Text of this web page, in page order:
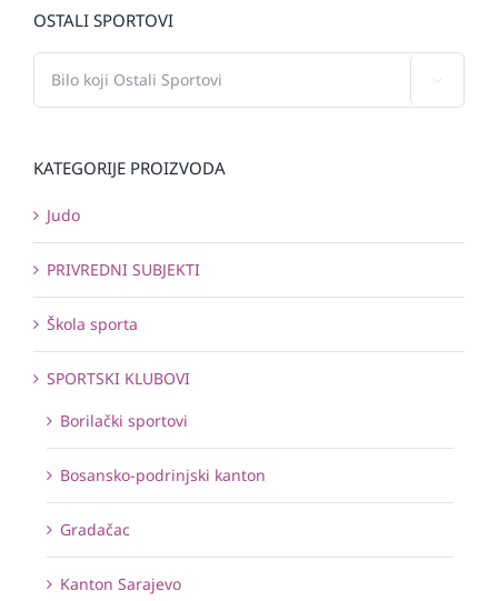
OSTALI SPORTOVI
KATEGORIJE PROIZVODA
Judo
PRIVREDNI SUBJEKTI
Škola sporta
SPORTSKI KLUBOVI
Borilački sportovi
Bosansko-podrinjski kanton
Gradačac
Kanton Sarajevo